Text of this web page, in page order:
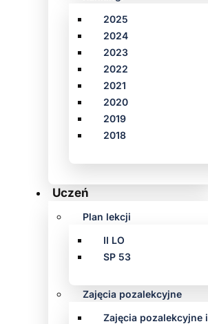
2025
2024
2023
2022
2021
2020
2019
2018
Uczeń
Plan lekcji
II LO
SP 53
Zajęcia pozalekcyjne
Zajęcia pozalekcyjne i